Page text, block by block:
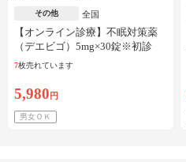
その他 全国
【オンライン診療】不眠対策薬
（デエビゴ）5mg×30錠※初診
料・送料込
7枚売れています
5,980 円
男女ＯＫ